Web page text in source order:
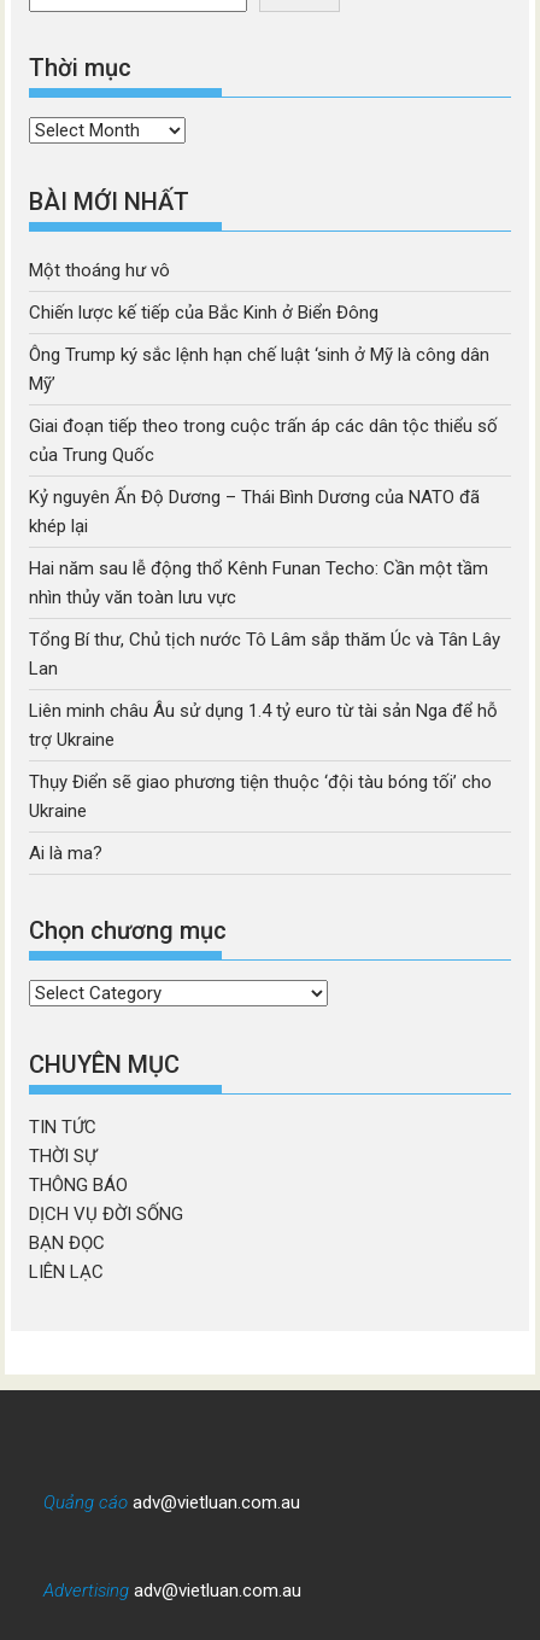
Thời mục
Thời
BÀI MỚI NHẤT
Một thoáng hư vô
Chiến lược kế tiếp của Bắc Kinh ở Biển Đông
Ông Trump ký sắc lệnh hạn chế luật ‘sinh ở Mỹ là công dân
Mỹ’
Giai đoạn tiếp theo trong cuộc trấn áp các dân tộc thiểu số
của Trung Quốc
Kỷ nguyên Ấn Độ Dương – Thái Bình Dương của NATO đã
khép lại
Hai năm sau lễ động thổ Kênh Funan Techo: Cần một tầm
nhìn thủy văn toàn lưu vực
Tổng Bí thư, Chủ tịch nước Tô Lâm sắp thăm Úc và Tân Lây
Lan
Liên minh châu Âu sử dụng 1.4 tỷ euro từ tài sản Nga để hỗ
trợ Ukraine
Thụy Điển sẽ giao phương tiện thuộc ‘đội tàu bóng tối’ cho
Ukraine
Ai là ma?
Chọn chương mục
Chọn
mục
CHUYÊN MỤC
TIN TỨC
THỜI SỰ
THÔNG BÁO
DỊCH VỤ ĐỜI SỐNG
BẠN ĐỌC
LIÊN LẠC
Quảng cáo adv@vietluan.com.au
Advertising adv@vietluan.com.au